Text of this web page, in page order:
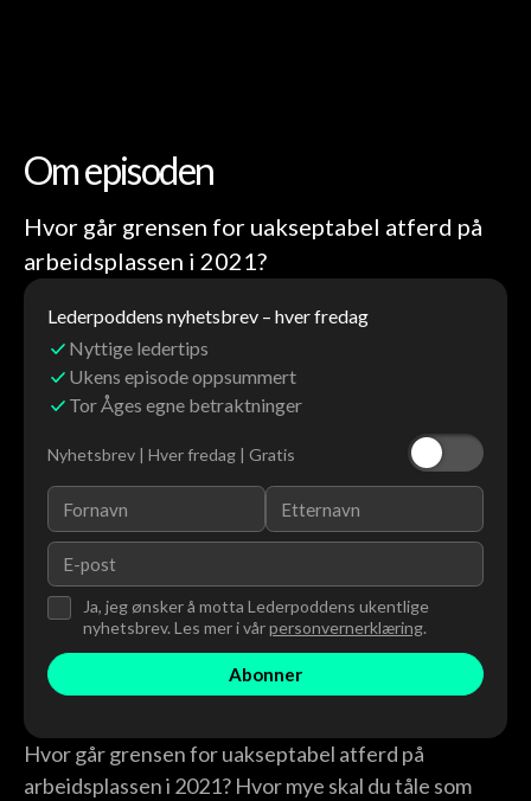
Om episoden
Hvor går grensen for uakseptabel atferd på
arbeidsplassen i 2021?
Lederpoddens nyhetsbrev – hver fredag
Nyttige ledertips
Ukens episode oppsummert
Tor Åges egne betraktninger
Nyhetsbrev | Hver fredag | Gratis
Ja, jeg ønsker å motta Lederpoddens ukentlige
nyhetsbrev. Les mer i vårpersonvernerklæring.
Hvor går grensen for uakseptabel atferd på
arbeidsplassen i 2021? Hvor mye skal du tåle som